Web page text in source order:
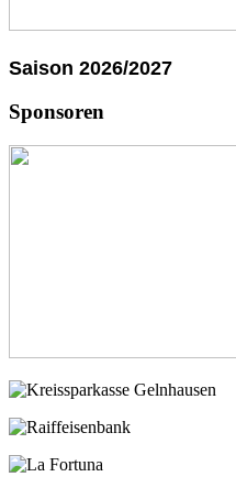
Saison 2026/2027
Sponsoren